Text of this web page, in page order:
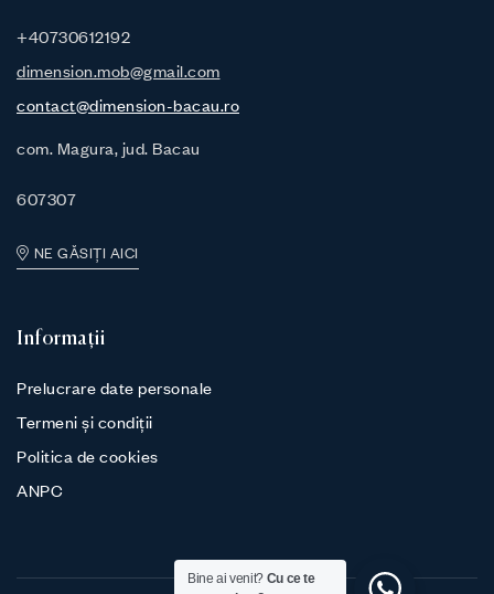
+40730612192
dimension.mob@gmail.com
contact@dimension-bacau.ro
com. Magura, jud. Bacau
607307
NE GĂSIȚI AICI
Informații
Prelucrare date personale
Termeni și condiții
Politica de cookies
ANPC
Bine ai venit? Cu ce te